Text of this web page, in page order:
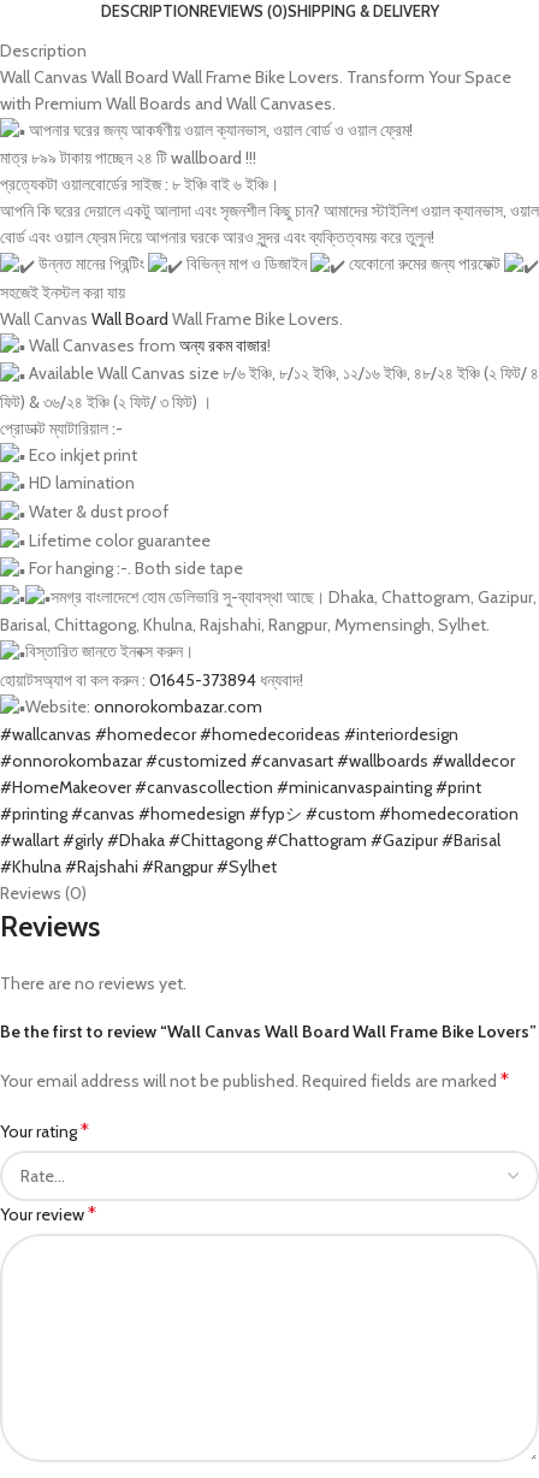
DESCRIPTIONREVIEWS (0)SHIPPING & DELIVERY
Description
Wall Canvas Wall Board Wall Frame Bike Lovers. Transform Your Space
with Premium Wall Boards and Wall Canvases.
আপনার ঘরের জন্য আকর্ষণীয় ওয়াল ক্যানভাস, ওয়াল বোর্ড ও ওয়াল ফ্রেম!
মাত্র ৮৯৯ টাকায় পাচ্ছেন ২৪ টি wallboard !!!
প্রত্যেকটা ওয়ালবোর্ডের সাইজ : ৮ ইঞ্চি বাই ৬ ইঞ্চি।
আপনি কি ঘরের দেয়ালে একটু আলাদা এবং সৃজনশীল কিছু চান? আমাদের স্টাইলিশ ওয়াল ক্যানভাস, ওয়াল
বোর্ড এবং ওয়াল ফ্রেম দিয়ে আপনার ঘরকে আরও সুন্দর এবং ব্যক্তিত্বময় করে তুলুন!
উন্নত মানের প্রিন্টিং
বিভিন্ন মাপ ও ডিজাইন
যেকোনো রুমের জন্য পারফেক্ট
সহজেই ইনস্টল করা যায়
Wall Canvas Wall Board Wall Frame Bike Lovers.
Wall Canvases from অন্য রকম বাজার!
Available Wall Canvas size ৮/৬ ইঞ্চি, ৮/১২ ইঞ্চি, ১২/১৬ ইঞ্চি, ৪৮/২৪ ইঞ্চি (২ ফিট/ ৪
ফিট) & ৩৬/২৪ ইঞ্চি (২ ফিট/ ৩ ফিট) ।
প্রোডাক্ট ম্যাটারিয়াল :-
Eco inkjet print
HD lamination
Water & dust proof
Lifetime color guarantee
For hanging :-. Both side tape
সমগ্র বাংলাদেশে হোম ডেলিভারি সু-ব্যাবস্থা আছে। Dhaka, Chattogram, Gazipur,
Barisal, Chittagong, Khulna, Rajshahi, Rangpur, Mymensingh, Sylhet.
বিস্তারিত জানতে ইনবক্স করুন।
হোয়াটসঅ্যাপ বা কল করুন : 01645-373894 ধন্যবাদ!
Website: onnorokombazar.com
#wallcanvas #homedecor#homedecorideas #interiordesign
#onnorokombazar#customized #canvasart#wallboards #walldecor
#HomeMakeover#canvascollection #minicanvaspainting#print
#printing#canvas #homedesign #fypシ #custom #homedecoration
#wallart#girly#Dhaka#Chittagong#Chattogram #Gazipur#Barisal
#Khulna#Rajshahi #Rangpur#Sylhet
Reviews (0)
Reviews
There are no reviews yet.
Be the first to review “Wall Canvas Wall Board Wall Frame Bike Lovers”
Your email address will not be published. Required fields are marked *
Your rating*
Your review*